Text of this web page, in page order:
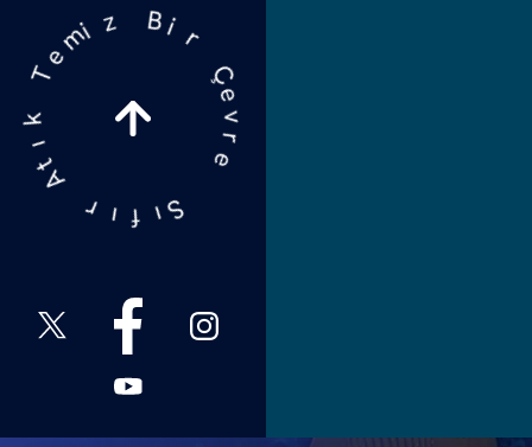
S
f
ı
r
A
t
ı
k
T
m
i
z
Bi r Ç
e v
r
e